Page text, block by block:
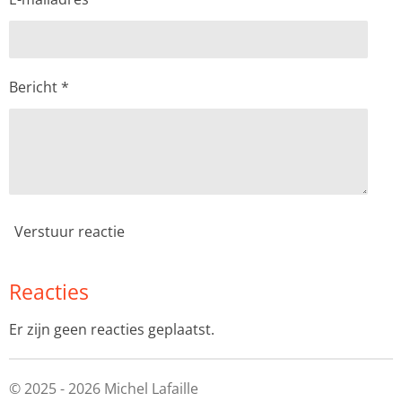
Bericht *
Verstuur reactie
Reacties
Er zijn geen reacties geplaatst.
© 2025 - 2026 Michel Lafaille